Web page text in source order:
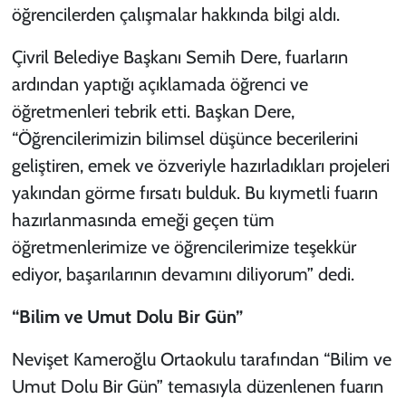
öğrencilerden çalışmalar hakkında bilgi aldı.
Çivril Belediye Başkanı Semih Dere, fuarların
ardından yaptığı açıklamada öğrenci ve
öğretmenleri tebrik etti. Başkan Dere,
“Öğrencilerimizin bilimsel düşünce becerilerini
geliştiren, emek ve özveriyle hazırladıkları projeleri
yakından görme fırsatı bulduk. Bu kıymetli fuarın
hazırlanmasında emeği geçen tüm
öğretmenlerimize ve öğrencilerimize teşekkür
ediyor, başarılarının devamını diliyorum” dedi.
“Bilim ve Umut Dolu Bir Gün”
Nevişet Kameroğlu Ortaokulu tarafından “Bilim ve
Umut Dolu Bir Gün” temasıyla düzenlenen fuarın